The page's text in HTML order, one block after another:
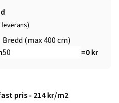
Bredd (max 400 cm)
=0kr
pris - 214 kr/m2